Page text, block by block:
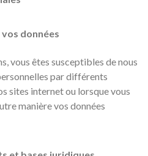
données
vous êtes susceptibles de nous
par différents
sites internet ou lorsque vous
manière vos données